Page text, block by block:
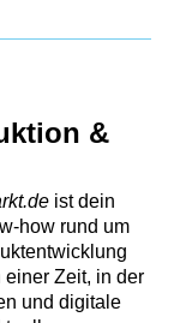
&
ist dein
rund um
einer Zeit, in der
und digitale